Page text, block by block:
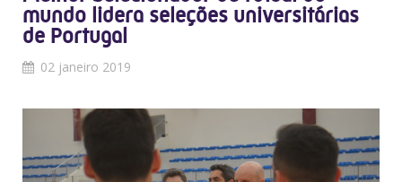
mundo lidera seleções universitárias
de Portugal
02 janeiro 2019